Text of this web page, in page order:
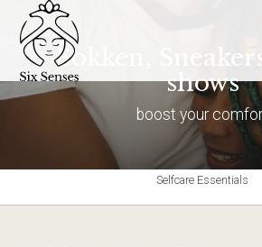
Sokken,
shows
boost your
Selfcare Essentials